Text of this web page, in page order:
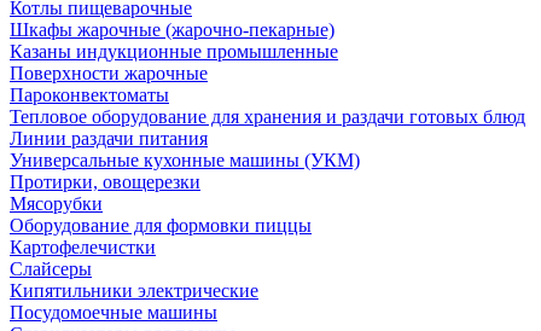
Котлы пищеварочные
Шкафы жарочные (жарочно-пекарные)
Казаны индукционные промышленные
Поверхности жарочные
Пароконвектоматы
Тепловое оборудование для хранения и раздачи готовых блюд
Линии раздачи питания
Универсальные кухонные машины (УКМ)
Протирки, овощерезки
Мясорубки
Оборудование для формовки пиццы
Картофелечистки
Слайсеры
Кипятильники электрические
Посудомоечные машины